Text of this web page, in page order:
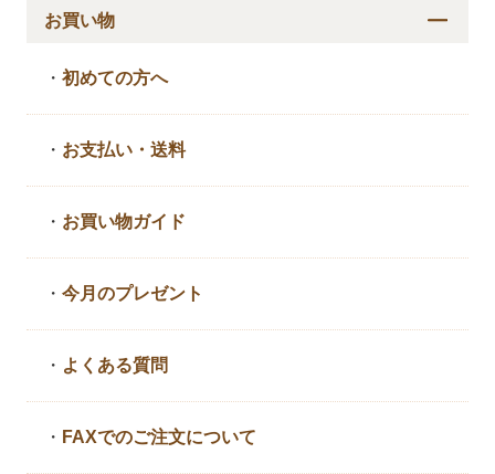
お買い物
・初めての方へ
・ お支払い・送料
・ お買い物ガイド
・今月のプレゼント
・ よくある質問
・ FAXでのご注文について